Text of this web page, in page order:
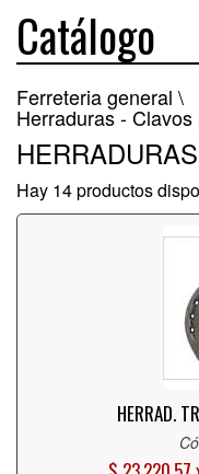
Catálogo
Ferreteria general \
Herraduras -
HERRADURAS
Hay 14 productos
HERRAD.